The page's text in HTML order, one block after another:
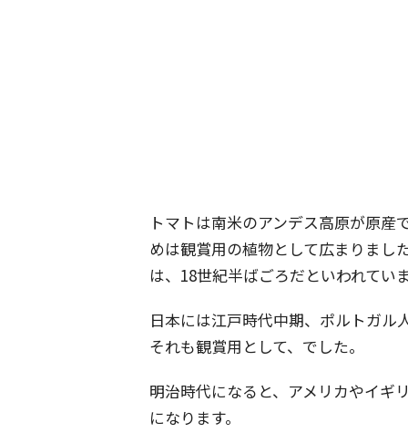
トマトは南米のアンデス高原が原産
めは観賞用の植物として広まりまし
は、18世紀半ばごろだといわれていま
日本には江戸時代中期、ポルトガル
それも観賞用として、でした。
明治時代になると、アメリカやイギ
になります。